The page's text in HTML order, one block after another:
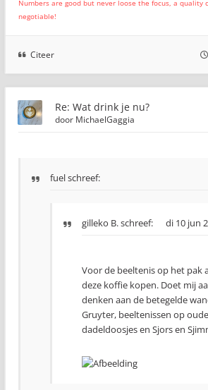
Numbers are good but never loose the focus, a quality
negotiable!
Citeer
Re: Wat drink je nu?
door MichaelGaggia
fuel schreef:
gilleko B.schreef: di 10 jun
Voor de beeltenis op het pak
deze koffie kopen. Doet mij
denken aan de betegelde
Gruyter, beeltenissen op
dadeldoosjes en Sjors en